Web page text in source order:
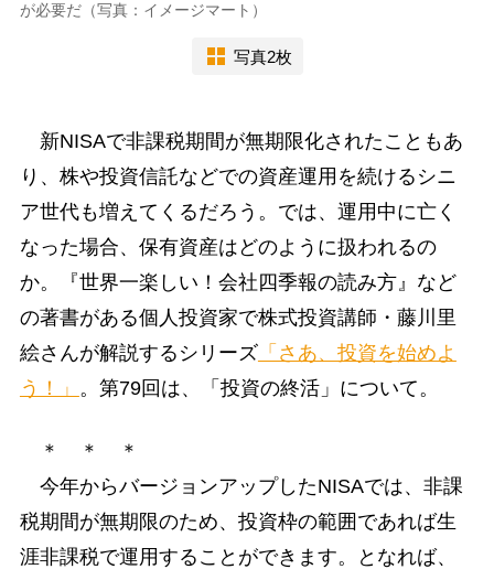
が必要だ（写真：イメージマート）
写真2枚
新NISAで非課税期間が無期限化されたこともあ
り、株や投資信託などでの資産運用を続けるシニ
ア世代も増えてくるだろう。では、運用中に亡く
なった場合、保有資産はどのように扱われるの
か。『世界一楽しい！会社四季報の読み方』など
の著書がある個人投資家で株式投資講師・藤川里
絵さんが解説するシリーズ「さあ、投資を始めよ
う！」 。第79回は、「投資の終活」について。
＊ ＊ ＊
今年からバージョンアップしたNISAでは、非課
税期間が無期限のため、投資枠の範囲であれば生
涯非課税で運用することができます。となれば、